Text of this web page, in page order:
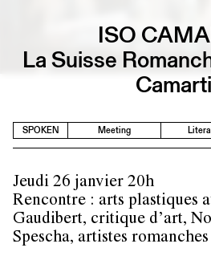
ISO
La Suisse
SPOKEN Meeting
Jeudi 26 janvier 20h
Rencontre : arts plastiques
Gaudibert, critique d’art,
Spescha, artistes romanches